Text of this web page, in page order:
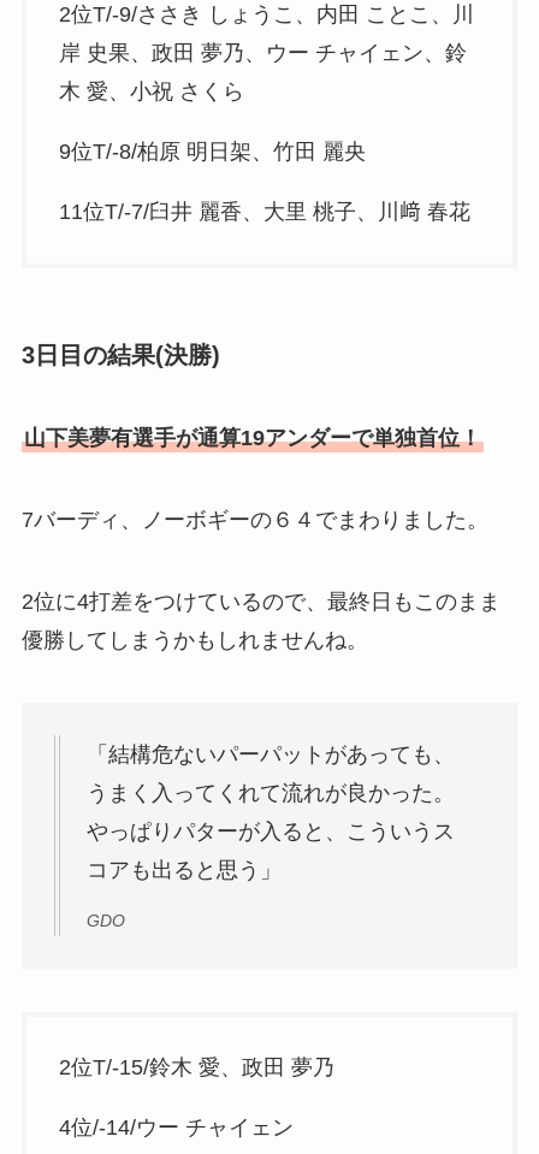
2位T/-9/ささき しょうこ、内田 ことこ、川
岸 史果、政田 夢乃、ウー チャイェン、鈴
木 愛、小祝 さくら
9位T/-8/柏原 明日架、竹田 麗央
11位T/-7/臼井 麗香、大里 桃子、川﨑 春花
3日目の結果(決勝)
山下美夢有選手が通算19アンダーで単独首位！
7バーディ、ノーボギーの６４でまわりました。
2位に4打差をつけているので、最終日もこのまま
優勝してしまうかもしれませんね。
「結構危ないパーパットがあっても、
うまく入ってくれて流れが良かった。
やっぱりパターが入ると、こういうス
コアも出ると思う」
GDO
2位T/-15/鈴木 愛、政田 夢乃
4位/-14/ウー チャイェン